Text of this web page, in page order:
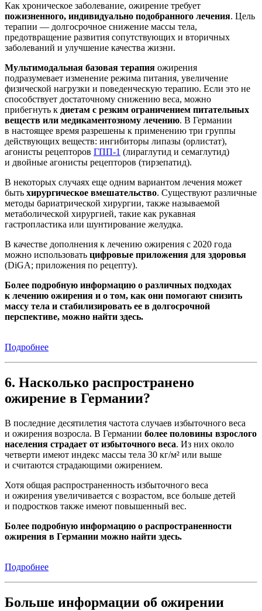
Как хроническое заболевание, ожирение требует
пожизненного, индивидуально подобранного лечения. Цель
терапии — долгосрочное снижение массы тела,
предотвращение развития сопутствующих и вторичных
заболеваний и улучшение качества жизни.
Мультимодальная базовая терапия ожирения
подразумевает изменение режима питания, увеличение
физической нагрузки и поведенческую терапию. Если это не
способствует достаточному снижению веса, можно
прибегнуть к диетам с резким ограничением питательных
веществ или медикаментозному лечению. В Германии
в настоящее время разрешены к применению три группы
действующих веществ: ингибиторы липазы (орлистат),
агонисты рецепторов ГПП-1 (лираглутид и семаглутид)
и двойные агонисты рецепторов (тирзепатид).
В некоторых случаях еще одним вариантом лечения может
быть хирургическое вмешательство. Существуют различные
методы бариатрической хирургии, также называемой
метаболической хирургией, такие как рукавная
гастропластика или шунтирование желудка.
В качестве дополнения к лечению ожирения с 2020 года
можно использовать цифровые приложения для здоровья
(DiGA; приложения по рецепту).
Более подробную информацию о различных подходах
к лечению ожирения и о том, как они помогают снизить
массу тела и стабилизировать ее в долгосрочной
перспективе, можно найти здесь.
Подробнее
6. Насколько распространено
ожирение в Германии?
В последние десятилетия частота случаев избыточного веса
и ожирения возросла. В Германии более половины взрослого
населения страдает от избыточного веса. Из них около
четверти имеют индекс массы тела 30 кг/м² или выше
и считаются страдающими ожирением.
Хотя общая распространенность избыточного веса
и ожирения увеличивается с возрастом, все больше детей
и подростков также имеют повышенный вес.
Более подробную информацию о распространенности
ожирения в Германии можно найти здесь.
Подробнее
Больше информации об ожирении